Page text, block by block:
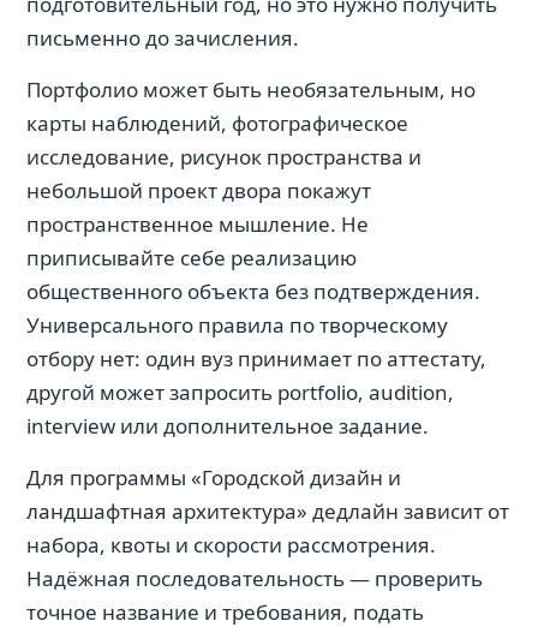
письменно до зачисления.
Портфолио может быть необязательным, но
карты наблюдений, фотографическое
исследование, рисунок пространства и
небольшой проект двора покажут
пространственное мышление. Не
приписывайте себе реализацию
общественного объекта без подтверждения.
Универсального правила по творческому
отбору нет: один вуз принимает по аттестату,
другой может запросить portfolio, audition,
interview или дополнительное задание.
Для программы «Городской дизайн и
ландшафтная архитектура» дедлайн зависит от
набора, квоты и скорости рассмотрения.
Надёжная последовательность — проверить
точное название и требования, подать